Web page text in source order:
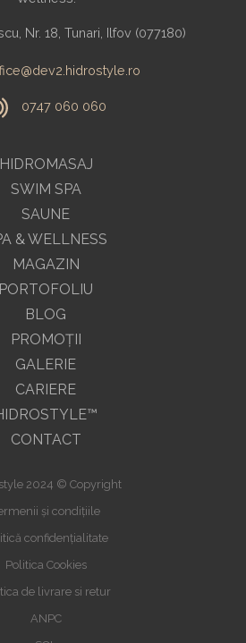
HIDROMASAJ
SWIM SPA
SAUNE
& WELLNESS
MAGAZIN
Nr. 18, Tunari, Ilfov (077180)
0747 060 060
PORTOFOLIU
BLOG
PROMOŢII
GALERIE
CARIERE
CONTACT
2024 © Copyright
și condițiile
confidențialitate
Politica Cookies
de livrare si retur
ANPC